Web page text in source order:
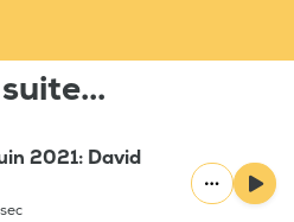
2021: David